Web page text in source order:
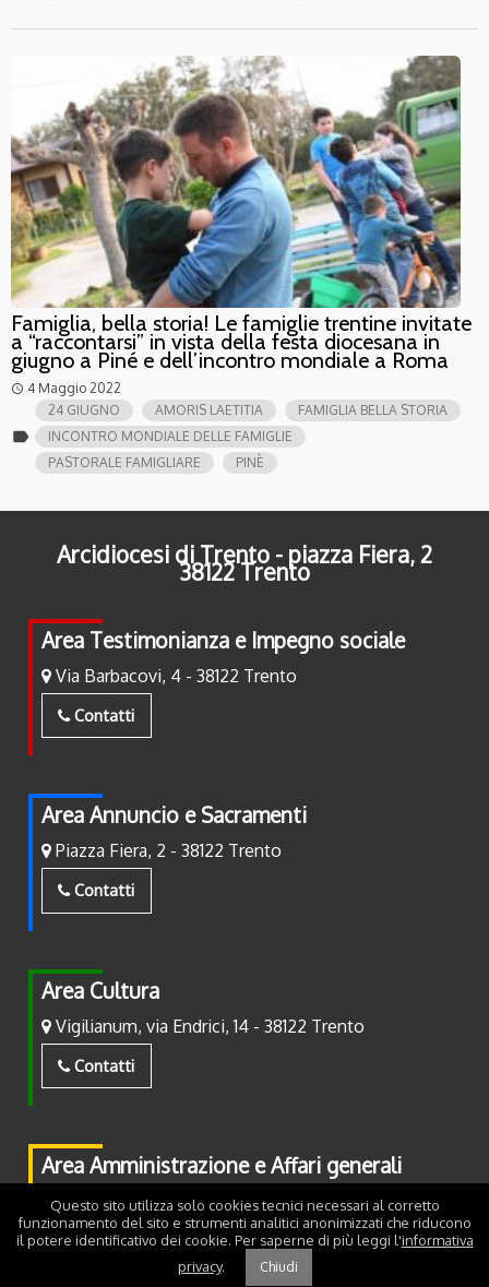
Famiglia, bella storia! Le famiglie trentine invitate
a “raccontarsi” in vista della festa diocesana in
giugno a Piné e dell’incontro mondiale a Roma
access_time 4 Maggio 2022
label
24 GIUGNO AMORIS LAETITIA
FAMIGLIA BELLA STORIA
INCONTRO MONDIALE DELLE FAMIGLIE
PASTORALE FAMIGLIARE
PINÈ
Arcidiocesi di Trento - piazza Fiera, 2
38122 Trento
Area Testimonianza e Impegno sociale
Via Barbacovi, 4 - 38122 Trento
Contatti
Area Annuncio e Sacramenti
Piazza Fiera, 2 - 38122 Trento
Contatti
Area Cultura
Vigilianum, via Endrici, 14 - 38122 Trento
Contatti
Area Amministrazione e Affari generali
Piazza Fiera, 2 - 38122 Trento
Contatti
Questo sito utilizza solo cookies tecnici necessari al corretto
funzionamento del sito e strumenti analitici anonimizzati che riducono
il potere identificativo dei cookie. Per saperne di più leggi l'informativa
privacy. Chiudi